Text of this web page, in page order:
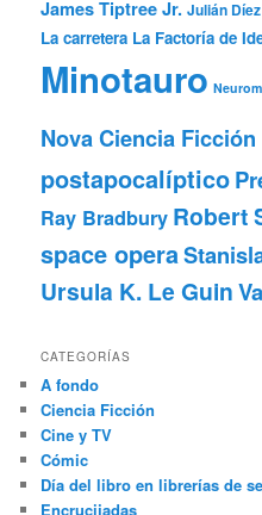
James Tiptree Jr. Julián Díez
La carretera La Factoría de
Minotauro
Nova Ciencia Ficción
postapocalíptico
Ray Bradbury Robert
space opera
Ursula K. Le Guin
CATEGORÍAS
A fondo
Ciencia Ficción
Cine y TV
Cómic
Día del libro en librerías de
Encrucijadas